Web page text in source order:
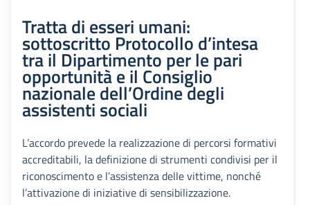
Tratta di esseri umani:
sottoscritto Protocollo d’intesa
tra il Dipartimento per le pari
opportunità e il Consiglio
nazionale dell’Ordine degli
assistenti sociali
L’accordo prevede la realizzazione di percorsi formativi
accreditabili, la definizione di strumenti condivisi per il
riconoscimento e l’assistenza delle vittime, nonché
l’attivazione di iniziative di sensibilizzazione.